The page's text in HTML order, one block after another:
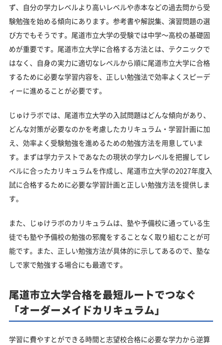
ず、自分の学力レベルより高いレベルや赤本などの過去問から受
験勉強を始める傾向にあります。参考書や解説集、演習問題の選
び方でもそうです。尾道市立大学の受験では中学～高校の基礎固
めが重要です。尾道市立大学に合格する方法とは、テクニックで
はなく、自身の実力に適切なレベルから順に尾道市立大学に合格
するために必要な学習内容を、正しい勉強法で効率よくスピーデ
ィーに進めることが必要です。
じゅけラボでは、尾道市立大学の入試問題はどんな傾向があり、
どんな対策が必要なのかを考慮したカリキュラム・学習計画に加
え、効率よく受験勉強を進めるための勉強方法を用意していま
す。まずは学力テストであなたの現状の学力レベルを把握してレ
ベルに合ったカリキュラムを作成し、尾道市立大学の2027年度入
試に合格するために必要な学習計画と正しい勉強方法を提供しま
す。
また、じゅけラボのカリキュラムは、塾や予備校に通っている生
徒でも塾や予備校の勉強の邪魔をすることなく取り組むことが可
能です。また、正しい勉強方法が具体的に示してあるので、塾な
しで家で勉強する場合にも最適です。
尾道市立大学合格を最短ルートでつなぐ
「オーダーメイドカリキュラム」
学習に費やすとができる時間と志望校合格に必要な学力から逆算